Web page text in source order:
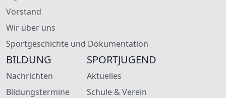
Vorstand
Wir über uns
Sportgeschichte und Dokumentation
BILDUNG
Nachrichten
Bildungstermine
SPORTJUGEND
Aktuelles
Schule & Verein